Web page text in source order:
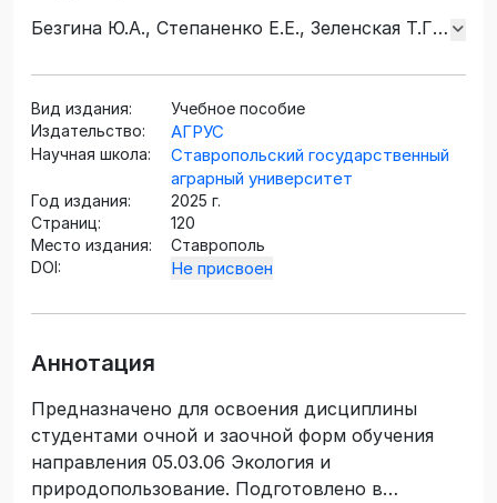
Безгина Ю.А., Степаненко Е.Е., Зеленская Т.Г.,
Вид издания:
Учебное пособие
Издательство:
АГРУС
Научная школа:
Ставропольский государственный
аграрный университет
Год издания:
2025 г.
Страниц:
120
Место издания:
Ставрополь
DOI:
Не присвоен
Аннотация
Предназначено для освоения дисциплины
студентами очной и заочной форм обучения
направления 05.03.06 Экология и
природопользование. Подготовлено в